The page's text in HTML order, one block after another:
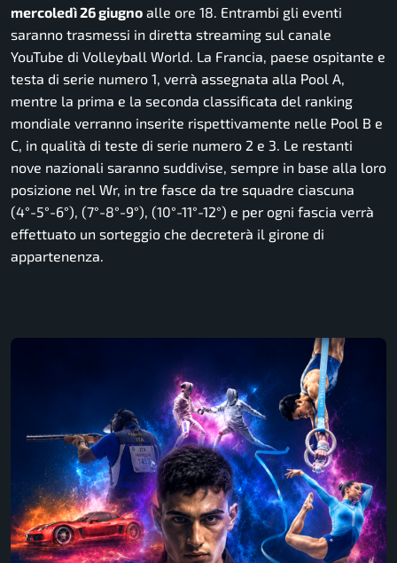
mercoledì 26 giugno alle ore 18. Entrambi gli eventi
saranno trasmessi in diretta streaming sul canale
YouTube di Volleyball World. La Francia, paese ospitante e
testa di serie numero 1, verrà assegnata alla Pool A,
mentre la prima e la seconda classificata del ranking
mondiale verranno inserite rispettivamente nelle Pool B e
C, in qualità di teste di serie numero 2 e 3. Le restanti
nove nazionali saranno suddivise, sempre in base alla loro
posizione nel Wr, in tre fasce da tre squadre ciascuna
(4°-5°-6°), (7°-8°-9°), (10°-11°-12°) e per ogni fascia verrà
effettuato un sorteggio che decreterà il girone di
appartenenza.